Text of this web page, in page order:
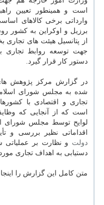
است و همینطور تعیین
وارداتی برخی کالاهای
برزیل و اوکراین به کشور
از پتانسیل هیئت های
جهت توسعه روابط تجاری
دستور کار قرار گیرد.
در گزارش مرکز پژوهش
شده به مجلس شورای
تجاری و اقتصادی با
است که از آنجایی که
لوایح توسط مجلس شورای
اقداماتی نظیر بررسی و
دولت و نظارت بر
دستیابی به اهداف تجاری
متن کامل این گزارش را اینجا